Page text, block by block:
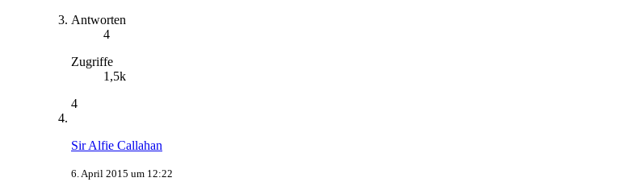
Antworten
4
Zugriffe
1,5k
4
Sir Alfie Callahan
6. April 2015 um 12:22